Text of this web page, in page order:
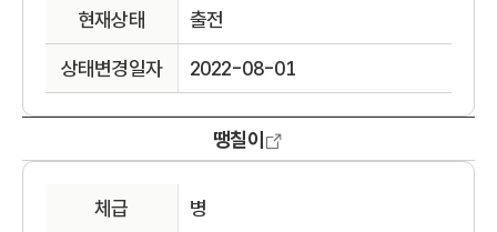
현재상태 출전
상태변경일자 2022-08-01
땡칠이
체급 병